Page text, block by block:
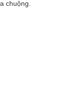
chuộng.